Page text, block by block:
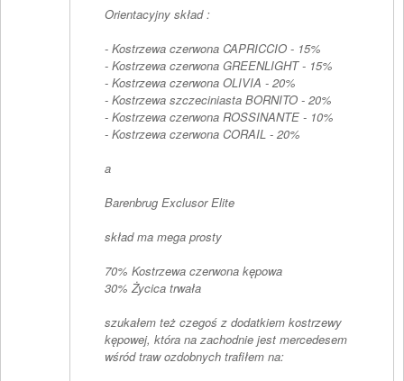
Orientacyjny skład :
- Kostrzewa czerwona CAPRICCIO - 15%
- Kostrzewa czerwona GREENLIGHT - 15%
- Kostrzewa czerwona OLIVIA - 20%
- Kostrzewa szczeciniasta BORNITO - 20%
- Kostrzewa czerwona ROSSINANTE - 10%
- Kostrzewa czerwona CORAIL - 20%
a
Barenbrug Exclusor Elite
skład ma mega prosty
70% Kostrzewa czerwona kępowa
30% Życica trwała
szukałem też czegoś z dodatkiem kostrzewy
kępowej, która na zachodnie jest mercedesem
wśród traw ozdobnych trafiłem na: